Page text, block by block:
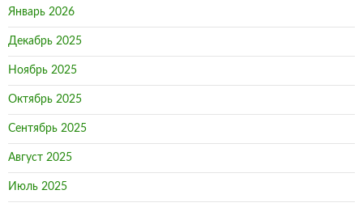
Январь 2026
Декабрь 2025
Ноябрь 2025
Октябрь 2025
Сентябрь 2025
Август 2025
Июль 2025